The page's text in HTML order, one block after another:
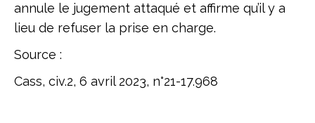
annule le jugement attaqué et affirme qu’il y a
lieu de refuser la prise en charge.
Source :
Cass, civ.2, 6 avril 2023, n°21-17.968